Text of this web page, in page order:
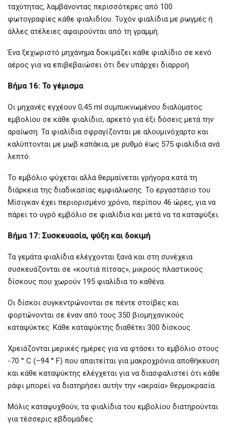
ταχύτητας, λαμβάνοντας περισσότερες από 100
φωτογραφίες κάθε φιαλιδίου. Τυχόν φιαλίδια με ρωγμές ή
άλλες ατέλειες αφαιρούνται από τη γραμμή.
Ένα ξεχωριστό μηχάνημα δοκιμάζει κάθε φιαλίδιο σε κενό
αέρος για να επιβεβαιώσει ότι δεν υπάρχει διαρροή
Βήμα 16: Το γέμισμα
Οι μηχανές εγχέουν 0,45 ml συμπυκνωμένου διαλύματος
εμβολίου σε κάθε φιαλίδιο, αρκετό για έξι δόσεις μετά την
αραίωση. Τα φιαλίδια σφραγίζονται με αλουμινόχαρτο και
καλύπτονται με μωβ καπάκια, με ρυθμό έως 575 φιαλίδια ανά
λεπτό.
Το εμβόλιο ψύχεται αλλά θερμαίνεται γρήγορα κατά τη
διάρκεια της διαδικασίας εμφιάλωσης. Το εργαστάσιο του
Μίσιγκαν έχει περιορισμένο χρόνο, περίπου 46 ώρες, για να
πάρει το υγρό εμβόλιο σε φιαλίδια και μετά να τα καταψύξει.
Βήμα 17: Συσκευασία, ψύξη και δοκιμή
Τα γεμάτα φιαλίδια ελέγχονται ξανά και στη συνέχεια
συσκευάζονται σε «κουτιά πίτσας», μικρούς πλαστικούς
δίσκους που χωρούν 195 φιαλίδια το καθένα.
Οι δίσκοι συγκεντρώνονται σε πέντε στοίβες και
φορτώνονται σε έναν από τους 350 βιομηχανικούς
καταψύκτες. Κάθε καταψύκτης διαθέτει 300 δίσκους.
Χρειάζονται μερικές ημέρες για να φτάσει το εμβόλιο στους
-70 ° C (–94 ° F) που απαιτείται για μακροχρόνια αποθήκευση
και κάθε καταψύκτης ελέγχεται για να διασφαλιστεί ότι κάθε
ράφι μπορεί να διατηρήσει αυτήν την «ακραία» θερμοκρασία.
Μόλις καταψυχθούν, τα φιαλίδια του εμβολίου διατηρούνται
για τέσσερις εβδομάδες.